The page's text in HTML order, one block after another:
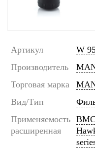
Артикул
W
Производитель
Торговая марка
Вид/Тип
Применяемость
расширенная